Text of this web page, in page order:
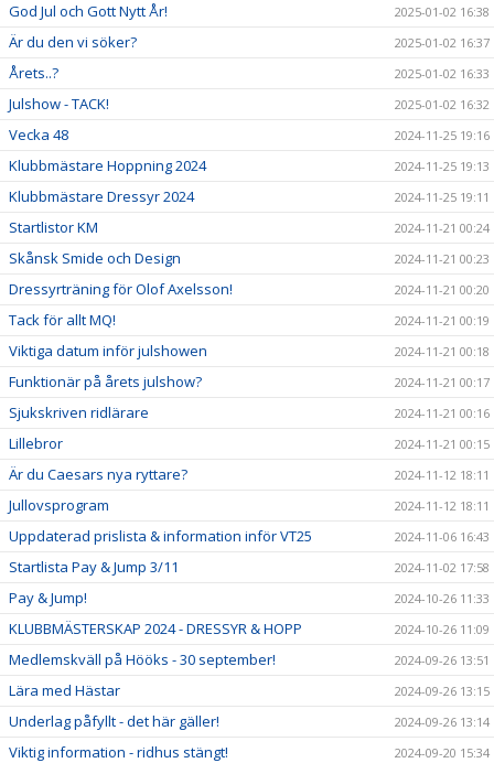
God Jul och Gott Nytt År! 2025-01-02 16:38
Är du den vi söker? 2025-01-02 16:37
Årets..? 2025-01-02 16:33
Julshow - TACK! 2025-01-02 16:32
Vecka 48 2024-11-25 19:16
Klubbmästare Hoppning 2024 2024-11-25 19:13
Klubbmästare Dressyr 2024 2024-11-25 19:11
Startlistor KM 2024-11-21 00:24
Skånsk Smide och Design 2024-11-21 00:23
Dressyrträning för Olof Axelsson! 2024-11-21 00:20
Tack för allt MQ! 2024-11-21 00:19
Viktiga datum inför julshowen 2024-11-21 00:18
Funktionär på årets julshow? 2024-11-21 00:17
Sjukskriven ridlärare 2024-11-21 00:16
Lillebror 2024-11-21 00:15
Är du Caesars nya ryttare? 2024-11-12 18:11
Jullovsprogram 2024-11-12 18:11
Uppdaterad prislista & information inför VT25 2024-11-06 16:43
Startlista Pay & Jump 3/11 2024-11-02 17:58
Pay & Jump! 2024-10-26 11:33
KLUBBMÄSTERSKAP 2024 - DRESSYR & HOPP 2024-10-26 11:09
Medlemskväll på Hööks - 30 september! 2024-09-26 13:51
Lära med Hästar 2024-09-26 13:15
Underlag påfyllt - det här gäller! 2024-09-26 13:14
Viktig information - ridhus stängt! 2024-09-20 15:34